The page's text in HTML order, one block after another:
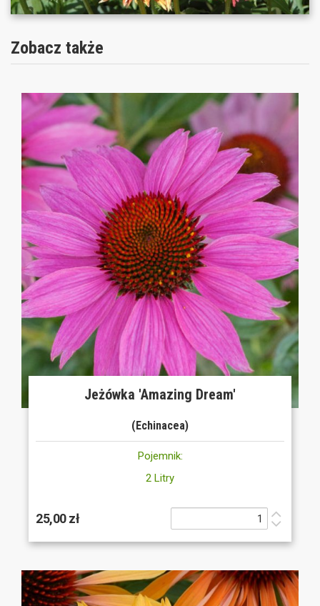
Zobacz także
Jeżówka 'Amazing Dream'
(Echinacea)
Pojemnik:
2 Litry
25,00 zł